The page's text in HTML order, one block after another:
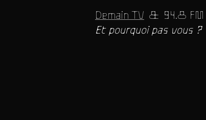
Demain TV & 94.8 FM
Et pourquoi pas vous ?